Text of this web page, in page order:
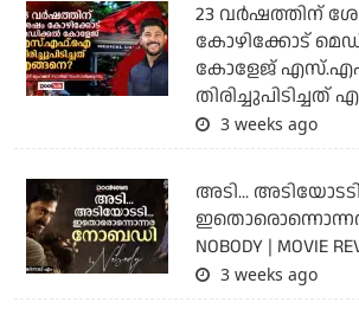
23 വർഷത്തിന്
കോഴിക്കോട്
കോളേജ്
തിരിച്ചുപിടിച്ചത്
3 weeks ago
അടി...
NOBODY | MOVIE
3 weeks ago